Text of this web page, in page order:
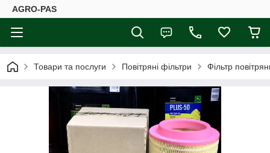
AGRO-PAS
Товари та послуги Повітряні фільтри Фільтр